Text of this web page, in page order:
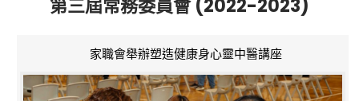
第三屆常務委員會 (2022-2023)
家職會舉辦塑造健康身心靈中醫講座